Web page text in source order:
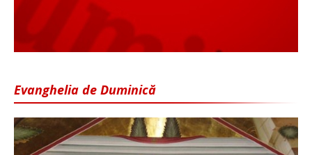
Evanghelia de Duminică